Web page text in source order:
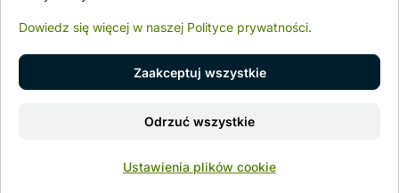
Dodaj do koszyka
© 1997 - 2026 flower-garden.pl | Wszelkie prawa zastrzeżone.
Dowiedz się więcej w naszej Polityce prywatności.
Zaakceptuj wszystkie
Odrzuć wszystkie
Ustawienia plików cookie